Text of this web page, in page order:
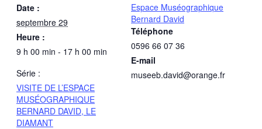
Date :
septembre 29
Heure :
9 h 00 min - 17 h 00 min
Série :
VISITE DE L’ESPACE
MUSÉOGRAPHIQUE
BERNARD DAVID, LE
DIAMANT
Espace Muséographique
Bernard David
Téléphone
0596 66 07 36
E-mail
museeb.david@orange.fr